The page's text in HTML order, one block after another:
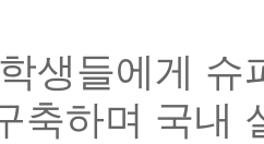
생들에게
축하며 국내